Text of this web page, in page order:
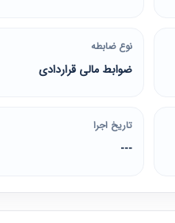
نوع ضابطه
ضوابط مالی قراردادی
تاریخ اجرا
---